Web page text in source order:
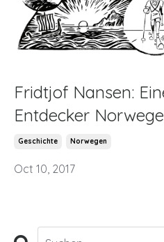
Fridtjof Nansen:
Entdecker
Geschichte Norwegen
Oct 10, 2017